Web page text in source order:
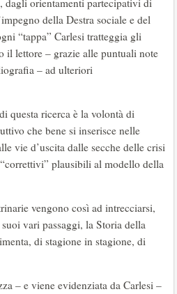
dagli orientamenti partecipativi di
della Destra sociale e del
“tappa” Carlesi tratteggia gli
il lettore – grazie alle puntuali note
– ad ulteriori
questa ricerca è la volontà di
che bene si inserisce nelle
vie d’uscita dalle secche delle crisi
plausibili al modello della
vengono così ad intrecciarsi,
vari passaggi, la Storia della
di stagione in stagione, di
– e viene evidenziata da Carlesi –